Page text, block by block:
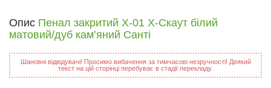
Опис Пенал закритий Х-01 X-Скаут білий
матовий/дуб кам’яний Санті
Шановні відвідувачі! Просимо вибачення за тимчасові незручності! Деякий
текст на цій сторінці перебуває в стадії перекладу.